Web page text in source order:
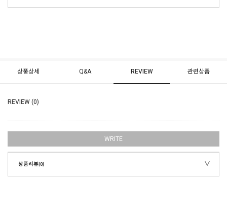
상품상세 Q&A REVIEW 관련상품
REVIEW (0)
WRITE
상품리뷰[0]